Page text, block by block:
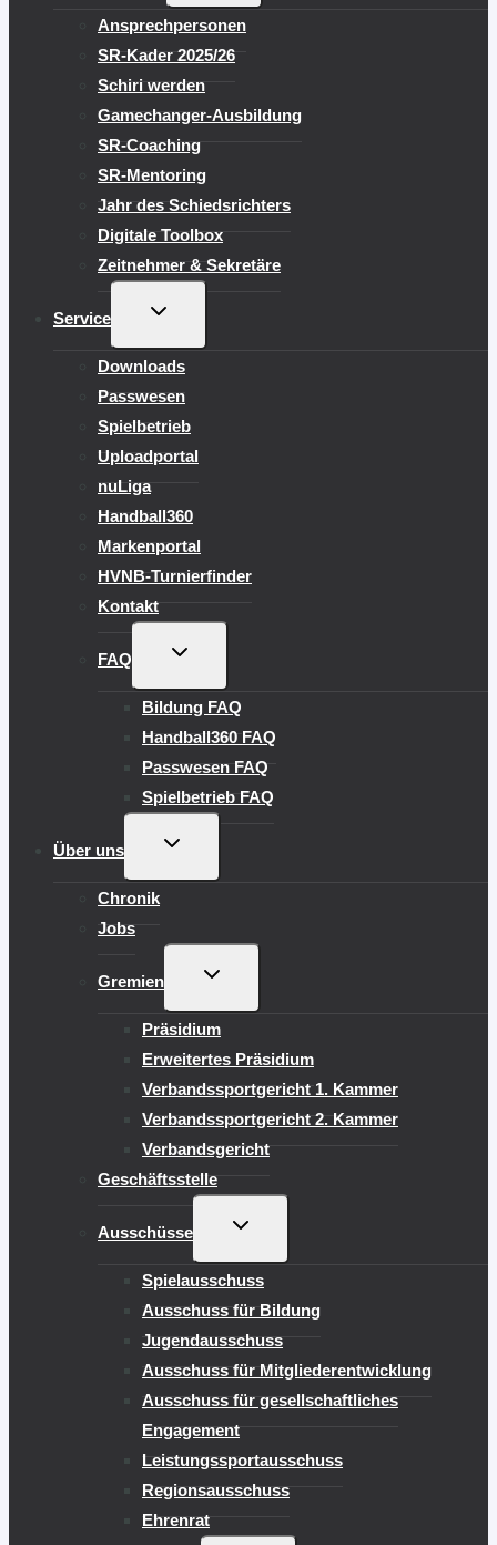
Ansprechpersonen
SR-Kader 2025/26
Schiri werden
Gamechanger-Ausbildung
SR-Coaching
SR-Mentoring
Jahr des Schiedsrichters
Digitale Toolbox
Zeitnehmer & Sekretäre
Service
UNTERMENÜ
Downloads
Passwesen
Spielbetrieb
Uploadportal
nuLiga
Handball360
Markenportal
HVNB-Turnierfinder
Kontakt
FAQ
UNTERMENÜ
Bildung FAQ
Handball360 FAQ
Passwesen FAQ
Spielbetrieb FAQ
Über uns
UNTERMENÜ
Chronik
Jobs
Gremien
UNTERMENÜ
Präsidium
Erweitertes Präsidium
Verbandssportgericht 1. Kammer
Verbandssportgericht 2. Kammer
Verbandsgericht
Geschäftsstelle
Ausschüsse
UNTERMENÜ
Spielausschuss
Ausschuss für Bildung
Jugendausschuss
Ausschuss für Mitgliederentwicklung
Ausschuss für gesellschaftliches
Engagement
Leistungssportausschuss
Regionsausschuss
Ehrenrat